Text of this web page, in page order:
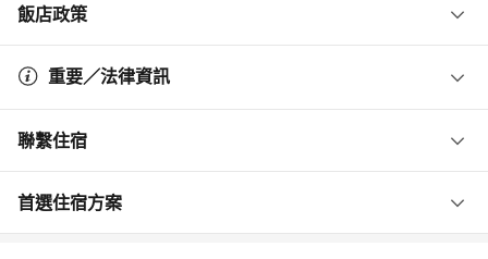
飯店政策
重要／法律資訊
聯繫住宿
首選住宿方案